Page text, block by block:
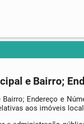
e Bairro;
Endereço e
aos imóveis